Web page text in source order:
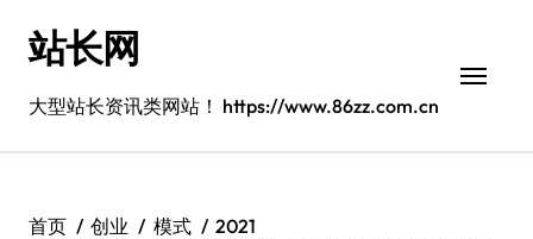
站长网
大型站长资讯类网站！ https://www.86zz.com.cn
首页 创业 模式
2021